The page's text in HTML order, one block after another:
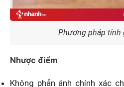
Phương pháp tính
Nhược điểm:
Không phản ánh chính xác